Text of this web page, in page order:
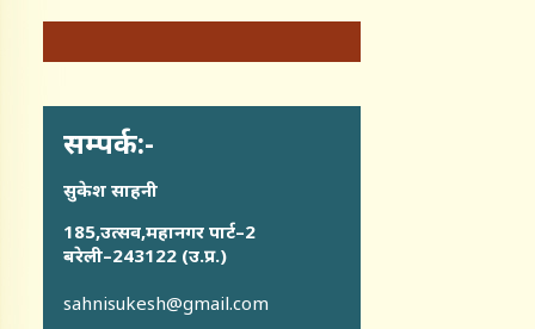
सम्पर्क:-
सुकेश साहनी
185,उत्सव,महानगर पार्ट–2
बरेली–243122 (उ.प्र.)
sahnisukesh@gmail.com